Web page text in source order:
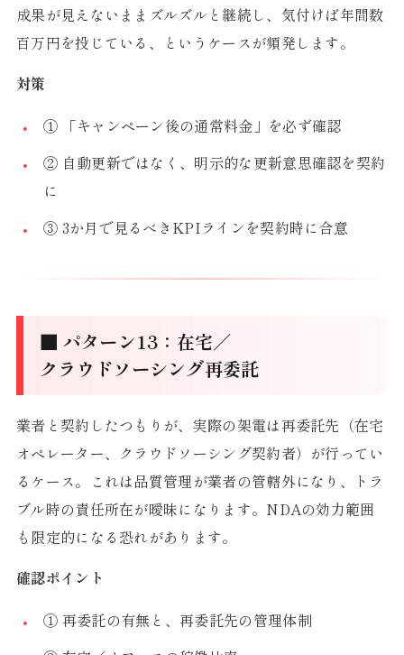
成果が見えないままズルズルと継続し、気付けば年間数
百万円を投じている、というケースが頻発します。
対策
① 「キャンペーン後の通常料金」を必ず確認
② 自動更新ではなく、明示的な更新意思確認を契約
に
③ 3か月で見るべきKPIラインを契約時に合意
■ パターン13：在宅／
クラウドソーシング再委託
業者と契約したつもりが、実際の架電は再委託先（在宅
オペレーター、クラウドソーシング契約者）が行ってい
るケース。これは品質管理が業者の管轄外になり、トラ
ブル時の責任所在が曖昧になります。NDAの効力範囲
も限定的になる恐れがあります。
確認ポイント
① 再委託の有無と、再委託先の管理体制